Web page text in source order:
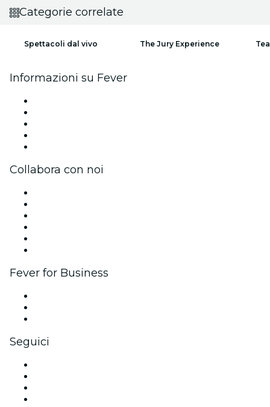
Categorie correlate
Spettacoli dal vivo The Jury Experience
Informazioni su Fever
Collabora con noi
Fever for Business
Seguici